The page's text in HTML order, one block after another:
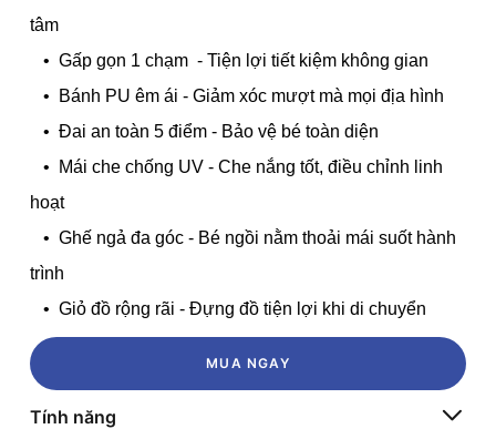
tâm
• Gấp gọn 1 chạm - Tiện lợi tiết kiệm không gian
• Bánh PU êm ái - Giảm xóc mượt mà mọi địa hình
• Đai an toàn 5 điểm - Bảo vệ bé toàn diện
• Mái che chống UV - Che nắng tốt, điều chỉnh linh
hoạt
• Ghế ngả đa góc - Bé ngồi nằm thoải mái suốt hành
trình
• Giỏ đồ rộng rãi - Đựng đồ tiện lợi khi di chuyển
MUA NGAY
Tính năng